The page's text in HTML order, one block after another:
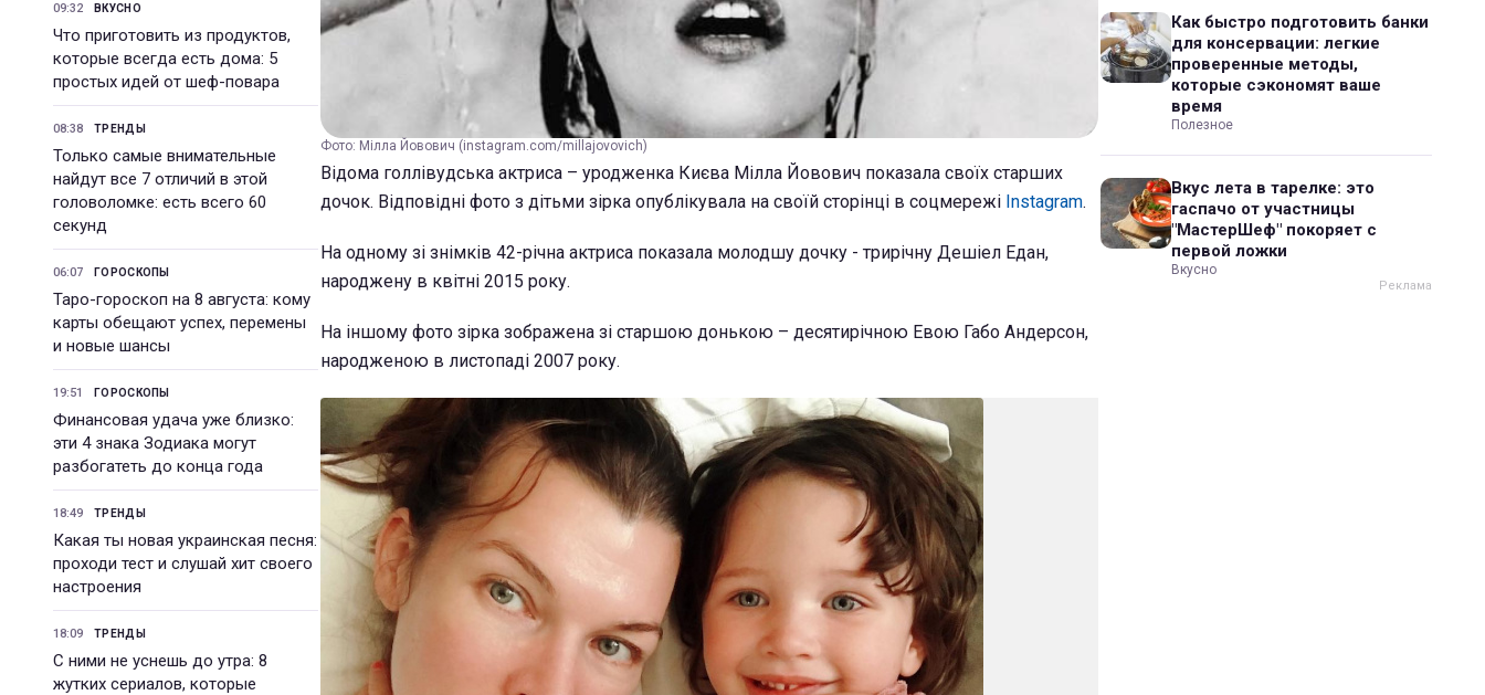
09:32 ВКУСНО
Что приготовить из продуктов,
которые всегда есть дома: 5
простых идей от шеф-повара
08:38 ТРЕНДЫ
Только самые внимательные
найдут все 7 отличий в этой
головоломке: есть всего 60
секунд
06:07 ГОРОСКОПЫ
Таро-гороскоп на 8 августа: кому
карты обещают успех, перемены
и новые шансы
19:51 ГОРОСКОПЫ
Финансовая удача уже близко:
эти 4 знака Зодиака могут
разбогатеть до конца года
18:49 ТРЕНДЫ
Какая ты новая украинская песня:
проходи тест и слушай хит своего
настроения
18:09 ТРЕНДЫ
С ними не уснешь до утра: 8
жутких сериалов, которые
Фото: Мілла Йовович (instagram.com/millajovovich)
Відома голлівудська актриса – уродженка Києва Мілла Йовович показала своїх старших
дочок. Відповідні фото з дітьми зірка опублікувала на своїй сторінці в соцмережі Instagram.
На одному зі знімків 42-річна актриса показала молодшу дочку - трирічну Дешіел Едан,
народжену в квітні 2015 року.
На іншому фото зірка зображена зі старшою донькою – десятирічною Евою Габо Андерсон,
народженою в листопаді 2007 року.
Как быстро подготовить банки
для консервации: легкие
проверенные методы,
которые сэкономят ваше
время
Полезное
Вкус лета в тарелке: это
гаспачо от участницы
"МастерШеф" покоряет с
первой ложки
Вкусно